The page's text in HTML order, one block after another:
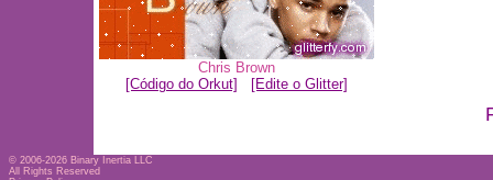
Chris Brown
[Código do Orkut]
[Edite o Glitter]
© 2006-2026 Binary Inertia LLC
All Rights Reserved